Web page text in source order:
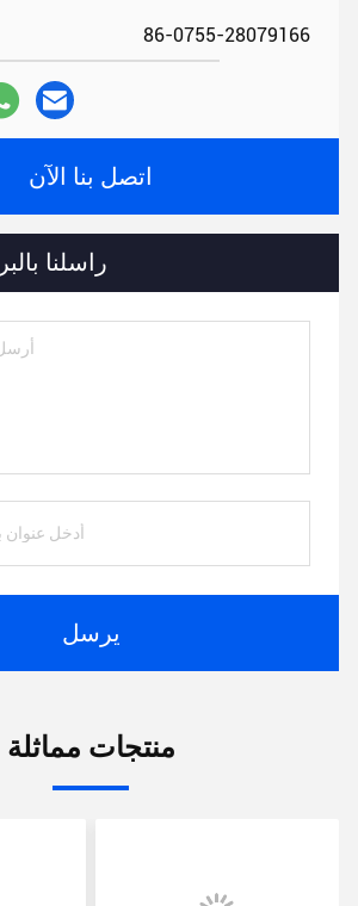
86-0755-28079166
اتصل بنا الآن
راسلنا
يرسل
منتجات مماثلة